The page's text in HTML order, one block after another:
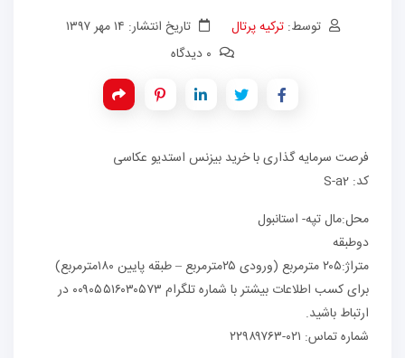
توسط:ترکیه پرتال
تاریخ انتشار: ۱۴ مهر ۱۳۹۷
فرصت سرمایه گذاری با خرید بیزنس استدیو عکاسی
کد: S-a2
محل:مال تپه- استانبول
دوطبقه
متراژ:۲۰۵ مترمربع (ورودی ۲۵مترمربع – طبقه پایین ۱۸۰مترمربع)
برای کسب اطلاعات بیشتر با شماره تلگرام ۰۰۹۰۵۵۱۶۰۳۰۵۷۳ در
ارتباط باشید.
شماره تماس: ۰۲۱-۲۲۹۸۹۷۶۳